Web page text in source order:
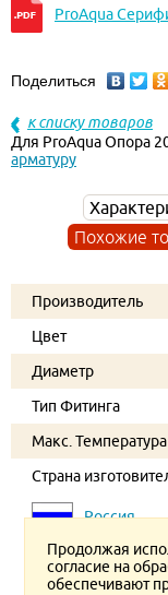
ProAqua
Поделиться
к списку товаров
Для ProAqua Опора
арматуру
Похожие
Производитель
Цвет
Диаметр
Тип Фитинга
Макс. Температура
Страна
Россия
Продолжая
согласие на
обеспечивают